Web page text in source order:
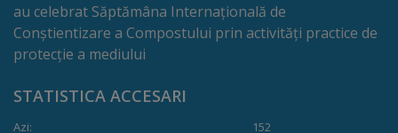
Municipal
Secretar
Consilieri
au celebrat Săptămâna Internațională de
Conștientizare a Compostului prin activități practice de
protecție a mediului
STATISTICA ACCESARI
Azi: 152